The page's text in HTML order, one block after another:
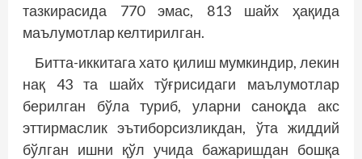
тазкирасида 770 эмас, 813 шайх ҳақида
маълумотлар келтирилган.
Битта-иккитага хато қилиш мумкиндир, лекин
нақ 43 та шайх тўғрисидаги маълумотлар
берилган бўла туриб, уларни саноқда акс
эттирмаслик эътиборсизликдан, ўта жиддий
бўлган ишни қўл учида бажаришдан бошқа